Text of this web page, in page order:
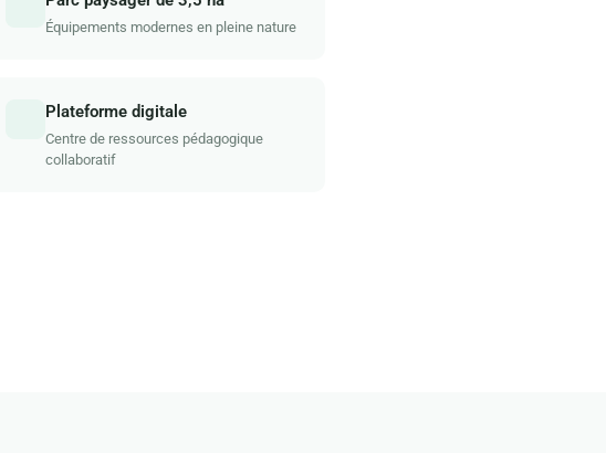
Équipements modernes en pleine nature
Plateforme digitale
Centre de ressources pédagogique
collaboratif